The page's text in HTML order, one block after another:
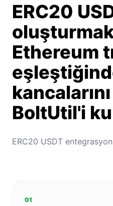
ERC20
Ethereum
BoltUtil'i
ERC20 USDT
01